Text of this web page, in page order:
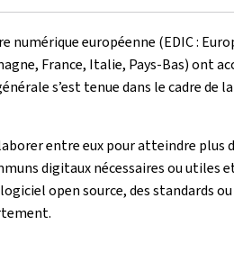
numérique européenne (EDIC :
France, Italie, Pays-Bas) ont
s’est tenue dans le cadre
entre eux pour atteindre
digitaux nécessaires ou
open source, des standards